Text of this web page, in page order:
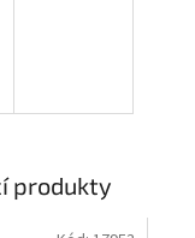
produkty